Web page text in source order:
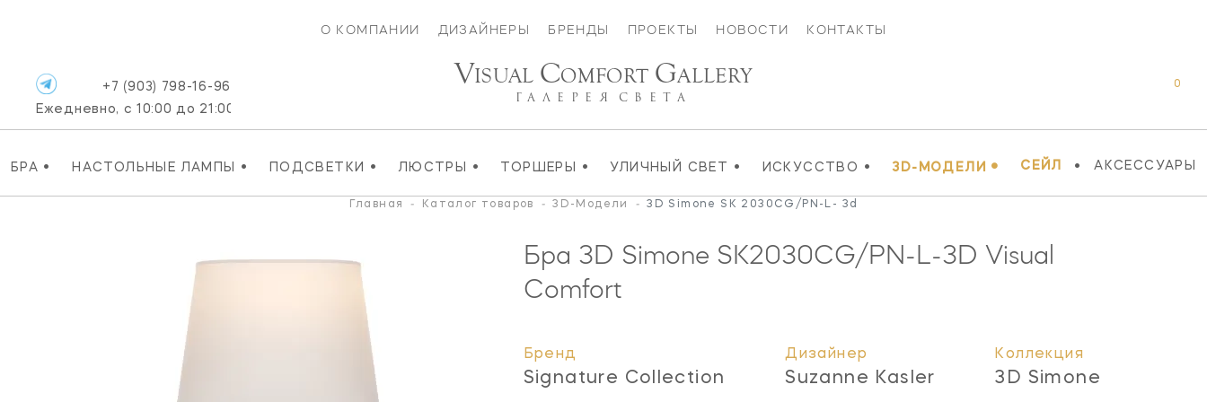
О КОМПАНИИ ДИЗАЙНЕРЫ БРЕНДЫ ПРОЕКТЫ НОВОСТИ КОНТАКТЫ
БРА • НАСТОЛЬНЫЕ ЛАМПЫ • ПОДСВЕТКИ • ЛЮСТРЫ • ТОРШЕРЫ • УЛИЧНЫЙ СВЕТ • ИСКУССТВО • 3D-МОДЕЛИ • СЕЙЛ • АКСЕССУАРЫ
+7 (903) 798-16-96
Ежедневно, с 10:00 до 21:00
0
VISUAL COMFORT GALLERY
ГАЛЕРЕЯ СВЕТА
Главная - Каталог товаров - 3D-Модели - 3D Simone SK 2030CG/PN-L- 3d
Бра 3D Simone SK2030CG/PN-L-3D Visual
Comfort
Бренд
Signature Collection
Дизайнер
Suzanne Kasler
Коллекция
3D Simone